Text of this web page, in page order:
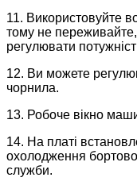
11. Використовуйте
тому не
регулювати
12. Ви можете
чорнила.
13. Робоче вікно
14. На платі
охолодження
служби.